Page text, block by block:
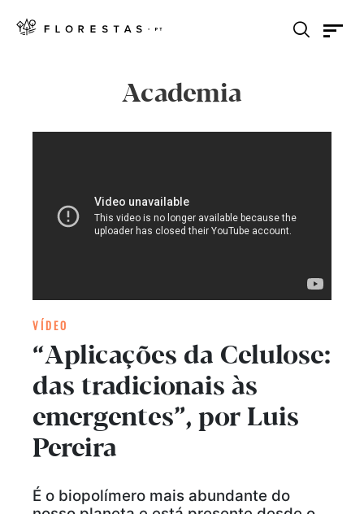
Academia
VÍDEO
“Aplicações da Celulose:
das tradicionais às
emergentes”, por Luis
Pereira
É o biopolímero mais abundante do